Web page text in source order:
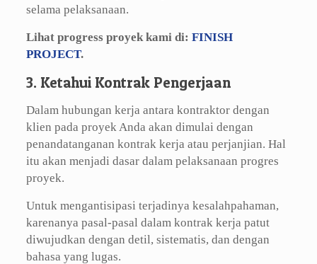
selama pelaksanaan.
Lihat progress proyek kami di: FINISH
PROJECT.
3. Ketahui Kontrak Pengerjaan
Dalam hubungan kerja antara kontraktor dengan
klien pada proyek Anda akan dimulai dengan
penandatanganan kontrak kerja atau perjanjian. Hal
itu akan menjadi dasar dalam pelaksanaan progres
proyek.
Untuk mengantisipasi terjadinya kesalahpahaman,
karenanya pasal-pasal dalam kontrak kerja patut
diwujudkan dengan detil, sistematis, dan dengan
bahasa yang lugas.